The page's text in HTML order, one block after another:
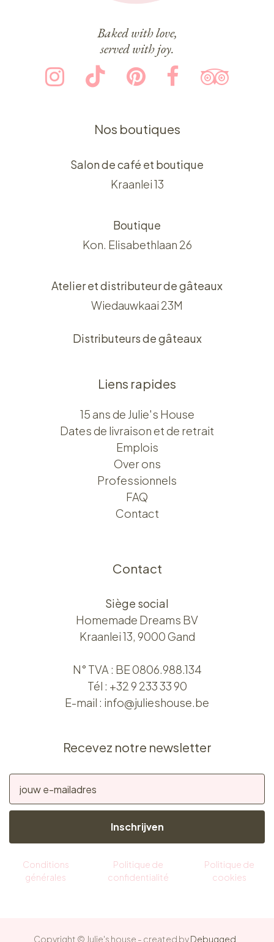
Baked with love,
served with joy.
Nos boutiques
Salon de café et boutique
Kraanlei 13
Boutique
Kon. Elisabethlaan 26
Atelier et distributeur de gâteaux
Wiedauwkaai 23M
Distributeurs de gâteaux
Liens rapides
15 ans de Julie's House
Dates de livraison et de retrait
Emplois
Over ons​​
Professionnels
FAQ
Contact
Contact
Siège social
Homemade Dreams BV
Kraanlei 13, 9000 Gand
N° TVA : BE 0806.988.134
Tél : +32 9 233 33 90
E-mail : info@julieshouse.be
Recevez notre newsletter
Inschrijven
Conditions
générales
Politique de
confidentialité
Politique de
cookies
Copyright © Julie's house - created byDebugged